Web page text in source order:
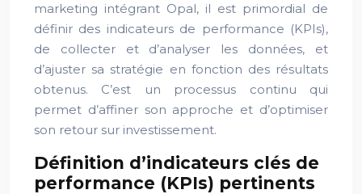
marketing intégrant Opal, il est primordial de
définir des indicateurs de performance (KPIs),
de collecter et d’analyser les données, et
d’ajuster sa stratégie en fonction des résultats
obtenus. C’est un processus continu qui
permet d’affiner son approche et d’optimiser
son retour sur investissement.
Définition d’indicateurs clés de
performance (KPIs) pertinents